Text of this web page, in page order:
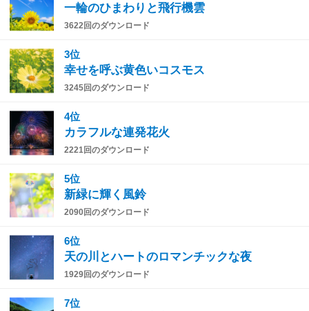
一輪のひまわりと飛行機雲
3622回のダウンロード
3位
幸せを呼ぶ黄色いコスモス
3245回のダウンロード
4位
カラフルな連発花火
2221回のダウンロード
5位
新緑に輝く風鈴
2090回のダウンロード
6位
天の川とハートのロマンチックな夜
1929回のダウンロード
7位